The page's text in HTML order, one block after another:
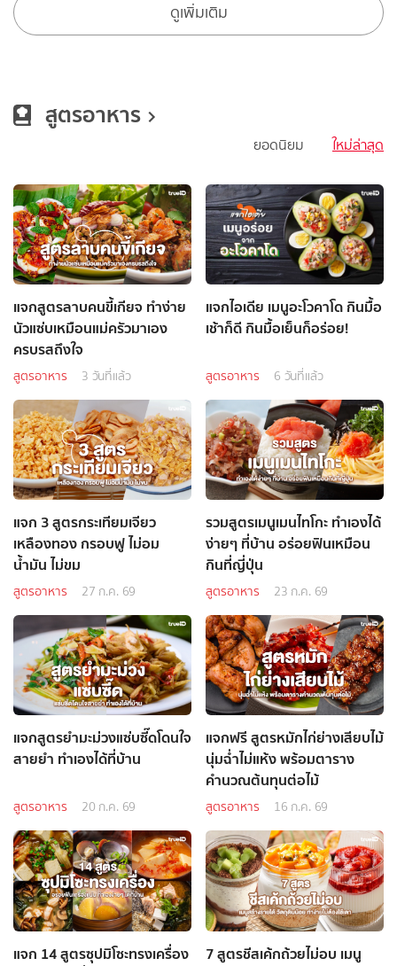
ดูเพิ่มเติม
สูตรอาหาร
ใหม่ล่าสุด
ยอดนิยม
แจกสูตรลาบคนขี้เกียจ ทำง่าย
นัวแซ่บเหมือนแม่ครัวมาเอง
ครบรสถึงใจ
สูตรอาหาร 3 วันที่แล้ว
แจกไอเดีย เมนูอะโวคาโด กินมื้อ
เช้าก็ดี กินมื้อเย็นก็อร่อย!
สูตรอาหาร 6 วันที่แล้ว
แจก 3 สูตรกระเทียมเจียว
เหลืองทอง กรอบฟู ไม่อม
น้ำมัน ไม่ขม
สูตรอาหาร 27 ก.ค. 69
รวมสูตรเมนูเมนไทโกะ ทำเองได้
ง่ายๆ ที่บ้าน อร่อยฟินเหมือน
กินที่ญี่ปุ่น
สูตรอาหาร 23 ก.ค. 69
แจกสูตรยำมะม่วงแซ่บซี๊ดโดนใจ
สายยำ ทำเองได้ที่บ้าน
สูตรอาหาร 20 ก.ค. 69
แจกฟรี สูตรหมักไก่ย่างเสียบไม้
นุ่มฉ่ำไม่แห้ง พร้อมตาราง
คำนวณต้นทุนต่อไม้
สูตรอาหาร 16 ก.ค. 69
แจก 14 สูตรซุปมิโซะทรงเครื่อง
7 สูตรชีสเค้กถ้วยไม่อบ เมนู